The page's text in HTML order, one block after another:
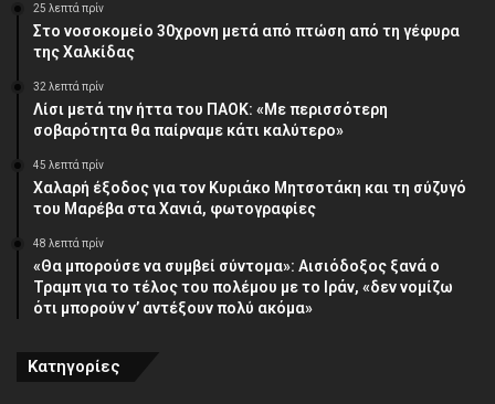
25 λεπτά πρίν
Στο νοσοκομείο 30χρονη μετά από πτώση από τη γέφυρα
της Χαλκίδας
32 λεπτά πρίν
Λίσι μετά την ήττα του ΠΑΟΚ: «Με περισσότερη
σοβαρότητα θα παίρναμε κάτι καλύτερο»
45 λεπτά πρίν
Χαλαρή έξοδος για τον Κυριάκο Μητσοτάκη και τη σύζυγό
του Μαρέβα στα Χανιά, φωτογραφίες
48 λεπτά πρίν
«Θα μπορούσε να συμβεί σύντομα»: Αισιόδοξος ξανά ο
Τραμπ για το τέλος του πολέμου με το Ιράν, «δεν νομίζω
ότι μπορούν ν’ αντέξουν πολύ ακόμα»
Κατηγορίες